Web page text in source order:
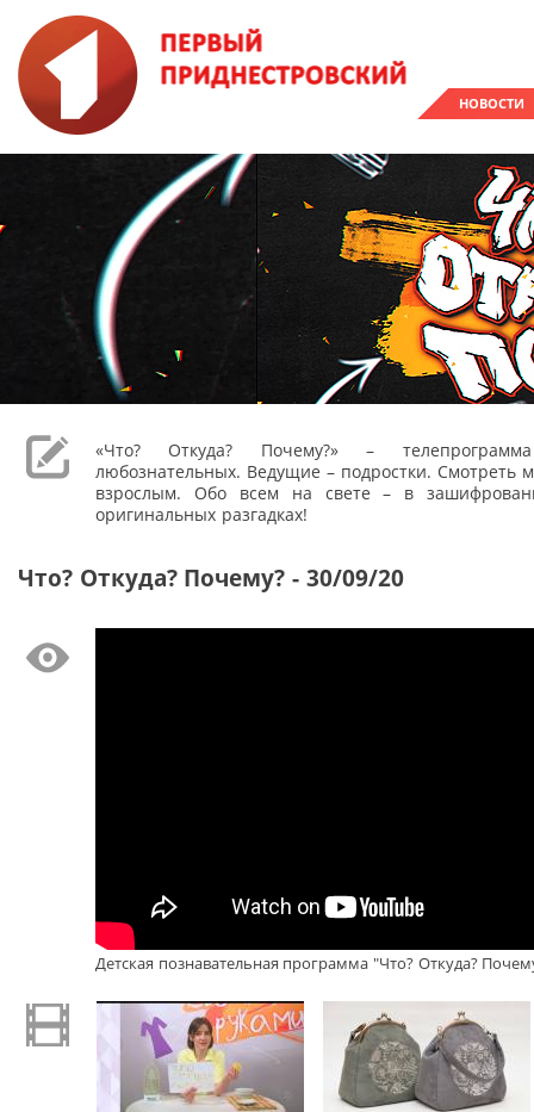
НОВОСТИ
«Что? Откуда? Почему?» –
любознательных. Ведущие – подростки. Смотреть
взрослым. Обо всем на свете – в
оригинальных разгадках!
Что? Откуда? Почему? - 30/09/20
Детская познавательная программа "Что? Откуда?